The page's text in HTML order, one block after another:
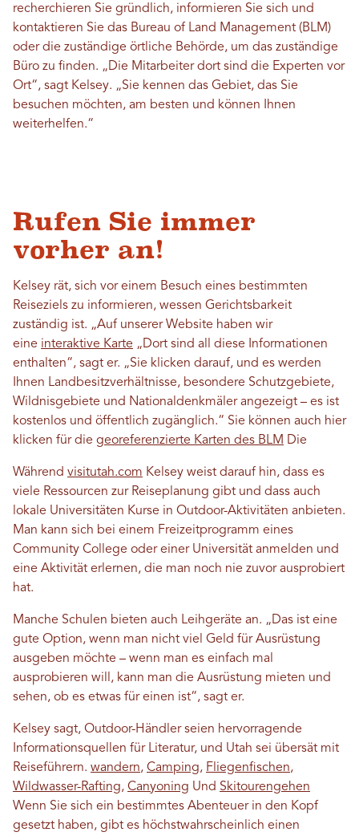
recherchieren Sie gründlich, informieren Sie sich und
kontaktieren Sie das Bureau of Land Management (BLM)
oder die zuständige örtliche Behörde, um das zuständige
Büro zu finden. „Die Mitarbeiter dort sind die Experten vor
Ort“, sagt Kelsey. „Sie kennen das Gebiet, das Sie
besuchen möchten, am besten und können Ihnen
weiterhelfen.“
Rufen Sie immer
vorher an!
Kelsey rät, sich vor einem Besuch eines bestimmten
Reiseziels zu informieren, wessen Gerichtsbarkeit
zuständig ist. „Auf unserer Website haben wir
eine interaktive Karte „Dort sind all diese Informationen
enthalten“, sagt er. „Sie klicken darauf, und es werden
Ihnen Landbesitzverhältnisse, besondere Schutzgebiete,
Wildnisgebiete und Nationaldenkmäler angezeigt – es ist
kostenlos und öffentlich zugänglich.“ Sie können auch hier
klicken für die georeferenzierte Karten des BLM Die
Während visitutah.com Kelsey weist darauf hin, dass es
viele Ressourcen zur Reiseplanung gibt und dass auch
lokale Universitäten Kurse in Outdoor-Aktivitäten anbieten.
Man kann sich bei einem Freizeitprogramm eines
Community College oder einer Universität anmelden und
eine Aktivität erlernen, die man noch nie zuvor ausprobiert
hat.
Manche Schulen bieten auch Leihgeräte an. „Das ist eine
gute Option, wenn man nicht viel Geld für Ausrüstung
ausgeben möchte – wenn man es einfach mal
ausprobieren will, kann man die Ausrüstung mieten und
sehen, ob es etwas für einen ist“, sagt er.
Kelsey sagt, Outdoor-Händler seien hervorragende
Informationsquellen für Literatur, und Utah sei übersät mit
Reiseführern. wandern, Camping, Fliegenfischen,
Wildwasser-Rafting, Canyoning Und Skitourengehen
Wenn Sie sich ein bestimmtes Abenteuer in den Kopf
gesetzt haben, gibt es höchstwahrscheinlich einen